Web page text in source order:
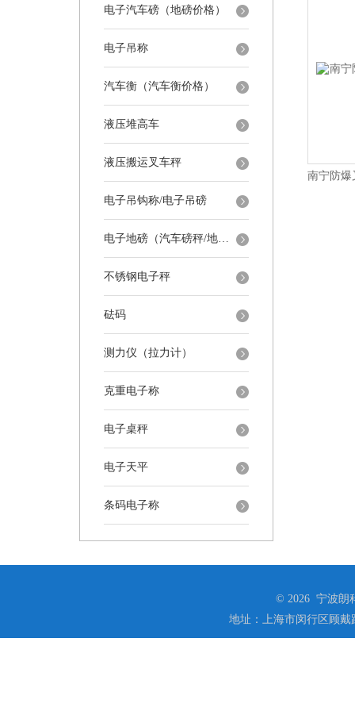
电子汽车磅（地磅价格）
电子吊称
汽车衡（汽车衡价格）
液压堆高车
液压搬运叉车秤
电子吊钩称/电子吊磅
电子地磅（汽车磅秤/地磅）
不锈钢电子秤
砝码
测力仪（拉力计）
克重电子称
电子桌秤
电子天平
条码电子称
© 2026 宁波朗
地址：上海市闵行区顾